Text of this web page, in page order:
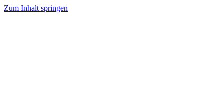
Zum Inhalt springen